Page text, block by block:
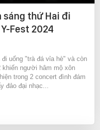
sáng thứ Hai đi
Fest 2024
uống "trà đá vỉa hè" và còn
khiến người hâm mộ xôn
trong 2 concert đình đám
đảo đại nhạc...